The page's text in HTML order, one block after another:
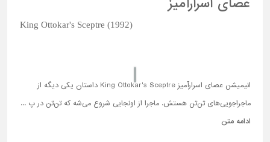
King Ottokar's Sceptre (1992)
انیمیشن عصای اسرارآمیز King Ottokar's Sceptre داستان یکی دیگه از
ماجراجویی‌های تن‌تن هستش. ماجرا از اونجایی شروع می‌شه که تن‌تن در پ ...
ادامه متن